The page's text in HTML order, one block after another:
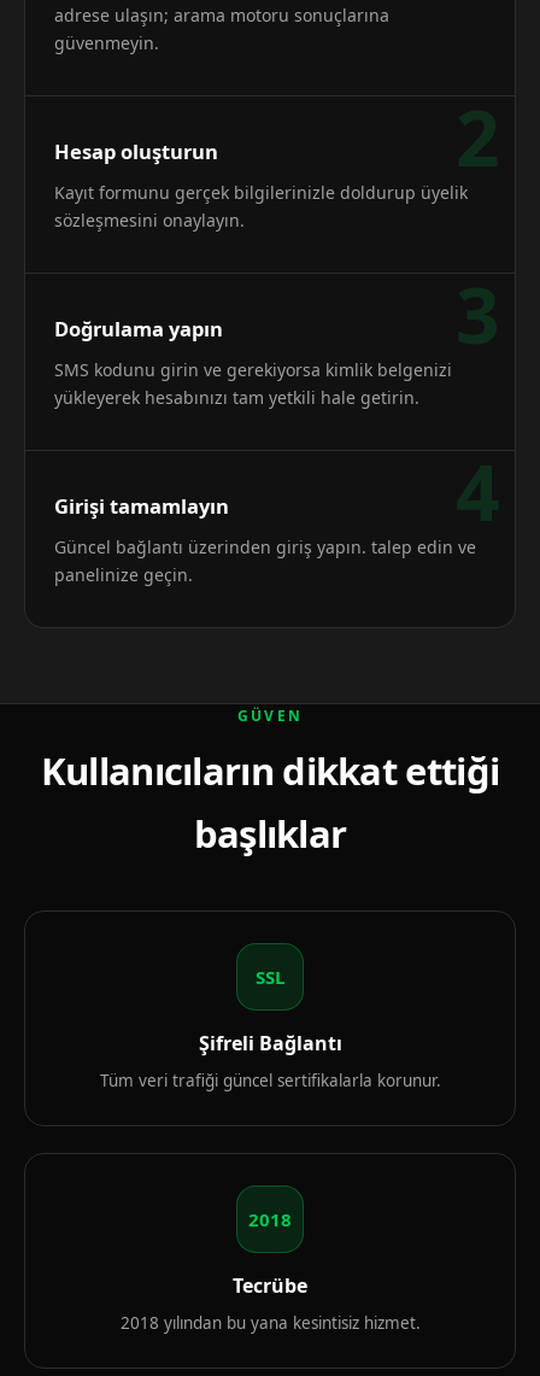
adrese ulaşın; arama motoru sonuçlarına
güvenmeyin.
2
Hesap oluşturun
Kayıt formunu gerçek bilgilerinizle doldurup üyelik
sözleşmesini onaylayın.
3
Doğrulama yapın
SMS kodunu girin ve gerekiyorsa kimlik belgenizi
yükleyerek hesabınızı tam yetkili hale getirin.
4
Girişi tamamlayın
Güncel bağlantı üzerinden giriş yapın. talep edin ve
panelinize geçin.
GÜVEN
Kullanıcıların dikkat ettiği
başlıklar
SSL
Şifreli Bağlantı
Tüm veri trafiği güncel sertifikalarla korunur.
2018
Tecrübe
2018 yılından bu yana kesintisiz hizmet.